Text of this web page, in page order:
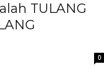
TULANG
0